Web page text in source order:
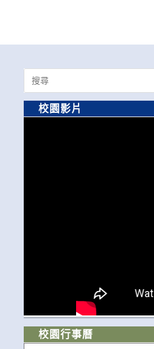
Search
for:
校園影片
校園行事曆